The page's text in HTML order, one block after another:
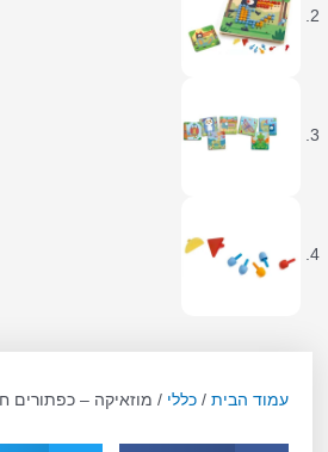
עמוד הבית /כללי / מוזאיקה – כפתורים